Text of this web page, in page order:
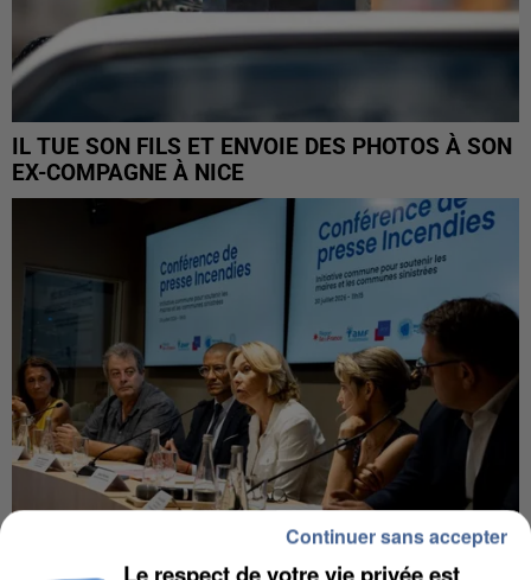
IL TUE SON FILS ET ENVOIE DES PHOTOS À SON
EX-COMPAGNE À NICE
Le respect de votre vie privée est
Continuer sans accepter